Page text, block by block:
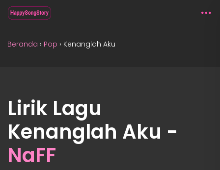
Beranda › Pop › Kenanglah Aku
Lirik Lagu
Kenanglah Aku -
NaFF